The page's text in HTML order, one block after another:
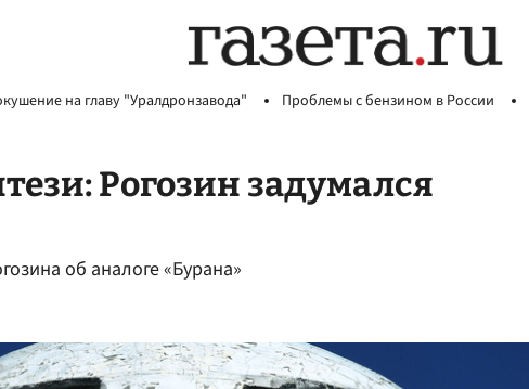
на главу "Уралдронзавода" Проблемы с бензином в России
Рогозин задумался
об аналоге «Бурана»